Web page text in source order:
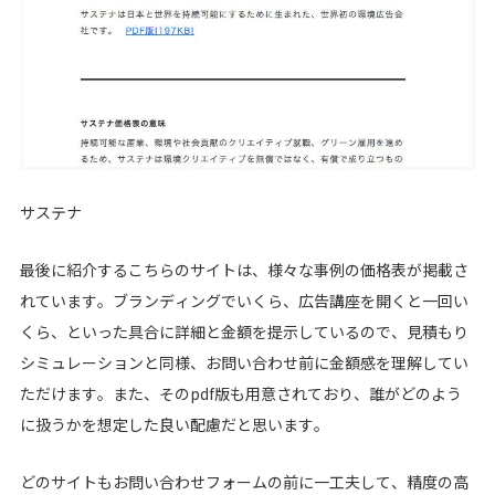
サステナ
最後に紹介するこちらのサイトは、様々な事例の価格表が掲載さ
れています。ブランディングでいくら、広告講座を開くと一回い
くら、といった具合に詳細と金額を提示しているので、見積もり
シミュレーションと同様、お問い合わせ前に金額感を理解してい
ただけます。また、そのpdf版も用意されており、誰がどのよう
に扱うかを想定した良い配慮だと思います。
どのサイトもお問い合わせフォームの前に一工夫して、精度の高